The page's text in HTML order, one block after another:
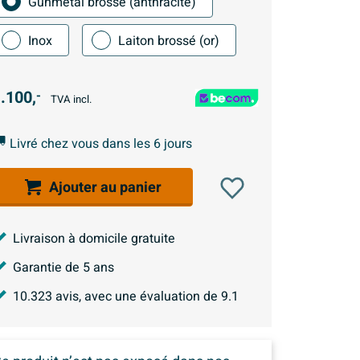
Inox
Laiton brossé (or)
- TVA incl.
Livré chez vous dans les 6 jours
Ajouter au panier
Livraison à domicile gratuite
Garantie de 5 ans
10.323 avis, avec une évaluation de 9.1